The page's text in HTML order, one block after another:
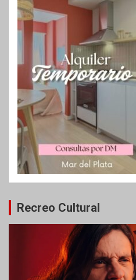
Recreo Cultural